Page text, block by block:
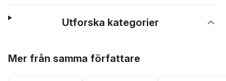
Utforska kategorier
Mer från samma författare